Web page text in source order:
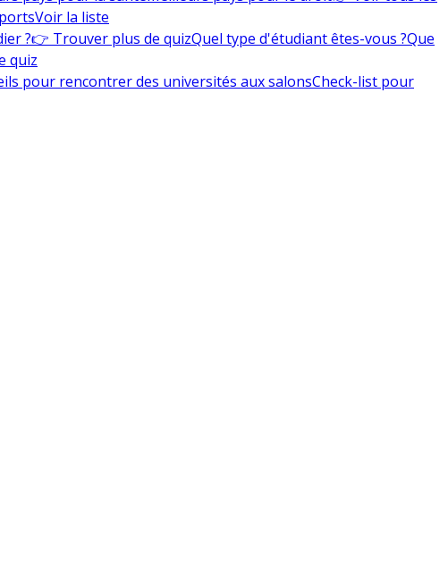
Voir la liste
?👉 Trouver plus de quizQuel type d'étudiant êtes-vous ?Que
quiz
pour rencontrer des universités aux salonsCheck-list pour